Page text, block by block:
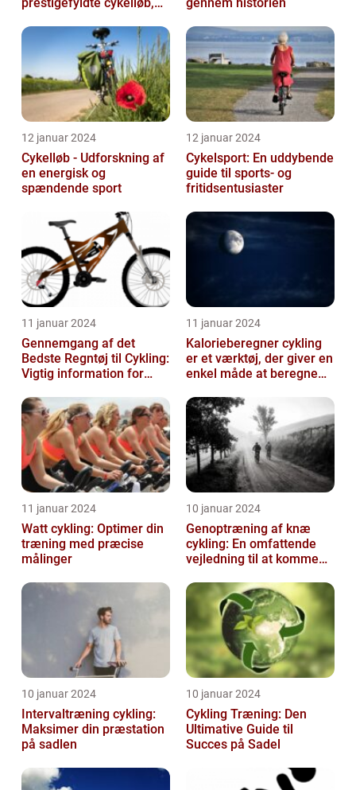
opmærksomhed fra
sports...
12 januar 2024
Cykelløb - Udforskning af
en energisk og
spændende sport
12 januar 2024
Cykelsport: En uddybende
guide til sports- og
fritidsentusiaster
11 januar 2024
Gennemgang af det
Bedste Regntøj til Cykling:
Vigtig information for
Fritidsentusiaster
11 januar 2024
Kalorieberegner cykling
er et værktøj, der giver en
enkel måde at beregne
mængde k...
11 januar 2024
Watt cykling: Optimer din
træning med præcise
målinger
10 januar 2024
Genoptræning af knæ
cykling: En omfattende
vejledning til at komme
10 januar 2024
Intervaltræning cykling:
Maksimer din præstation
på sadlen
10 januar 2024
Cykling Træning: Den
Ultimative Guide til
Succes på Sadel